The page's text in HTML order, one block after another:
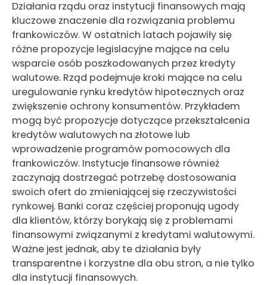
Działania rządu oraz instytucji finansowych mają
kluczowe znaczenie dla rozwiązania problemu
frankowiczów. W ostatnich latach pojawiły się
różne propozycje legislacyjne mające na celu
wsparcie osób poszkodowanych przez kredyty
walutowe. Rząd podejmuje kroki mające na celu
uregulowanie rynku kredytów hipotecznych oraz
zwiększenie ochrony konsumentów. Przykładem
mogą być propozycje dotyczące przekształcenia
kredytów walutowych na złotowe lub
wprowadzenie programów pomocowych dla
frankowiczów. Instytucje finansowe również
zaczynają dostrzegać potrzebę dostosowania
swoich ofert do zmieniającej się rzeczywistości
rynkowej. Banki coraz częściej proponują ugody
dla klientów, którzy borykają się z problemami
finansowymi związanymi z kredytami walutowymi.
Ważne jest jednak, aby te działania były
transparentne i korzystne dla obu stron, a nie tylko
dla instytucji finansowych.